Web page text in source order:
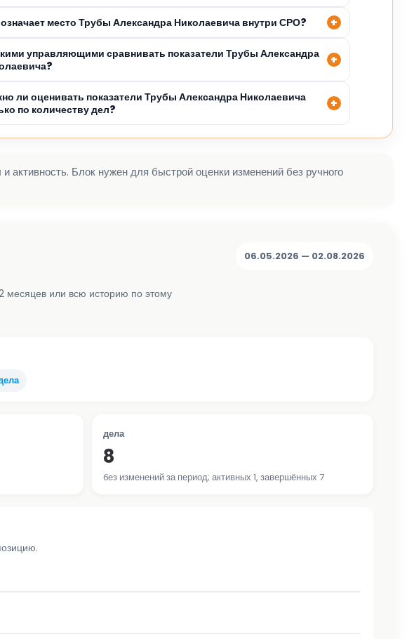
место Трубы Александра Николаевича внутри СРО?
управляющими сравнивать показатели Трубы Александра
ли оценивать показатели Трубы Александра Николаевича
по количеству дел?
активность. Блок нужен для быстрой оценки изменений без ручного
месяцев или всю историю по этому
06.05.2026 — 02.08.2026
дела
8
без изменений за период; активных 1, завершённых 7